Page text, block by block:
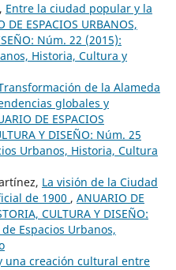
Entre la ciudad popular y la
DE ESPACIOS URBANOS,
Núm. 22 (2015):
Historia, Cultura y
de la Alameda
globales y
DE ESPACIOS
Y DISEÑO: Núm. 25
Urbanos, Historia, Cultura
La visión de la Ciudad
de 1900 , ANUARIO DE
CULTURA Y DISEÑO:
Espacios Urbanos,
una creación cultural entre